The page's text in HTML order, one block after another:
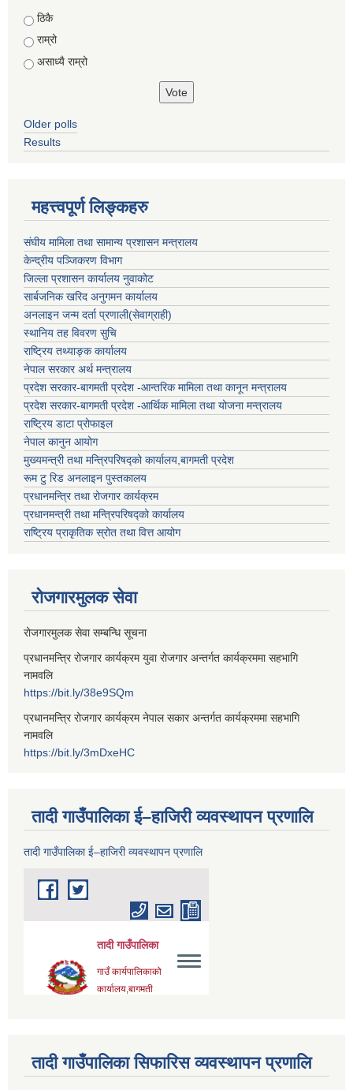
Choices
ठिकै
राम्रो
असाध्यै राम्रो
Older polls
Results
महत्त्वपूर्ण लिङ्कहरु
संघीय मामिला तथा सामान्य प्रशासन मन्त्रालय
केन्द्रीय पञ्जिकरण विभाग
जिल्ला प्रशासन कार्यालय नुवाकोट
सार्बजनिक खरिद अनुगमन कार्यालय
अनलाइन जन्म दर्ता प्रणाली(सेवाग्राही)
स्थानिय तह विवरण सुचि
राष्ट्रिय तथ्याङ्क कार्यालय
नेपाल सरकार अर्थ मन्त्रालय
प्रदेश सरकार-बागमती प्रदेश -आन्तरिक मामिला तथा कानून मन्त्रालय
प्रदेश सरकार-बागमती प्रदेश -आर्थिक मामिला तथा योजना मन्त्रालय
राष्ट्रिय डाटा प्रोफाइल
नेपाल कानुन आयोग
मुख्यमन्त्री तथा मन्त्रिपरिषद्को कार्यालय,बागमती प्रदेश
रूम टु रिड अनलाइन पुस्तकालय
प्रधानमन्त्रि तथा रोजगार कार्यक्रम
प्रधानमन्त्री तथा मन्त्रिपरिषद्को कार्यालय
राष्ट्रिय प्राकृतिक स्रोत तथा वित्त आयोग
रोजगारमुलक सेवा
रोजगारमुलक सेवा सम्बन्धि सूचना
प्रधानमन्त्रि रोजगार कार्यक्रम युवा रोजगार अन्तर्गत कार्यक्रममा सहभागि
नामवलि
https://bit.ly/38e9SQm
प्रधानमन्त्रि रोजगार कार्यक्रम नेपाल सकार अन्तर्गत कार्यक्रममा सहभागि
नामवलि
https://bit.ly/3mDxeHC
तादी गाउँपालिका ई–हाजिरी व्यवस्थापन प्रणालि
तादी गाउँपालिका ई–हाजिरी व्यवस्थापन प्रणालि
तादी गाउँपालिका सिफारिस व्यवस्थापन प्रणालि